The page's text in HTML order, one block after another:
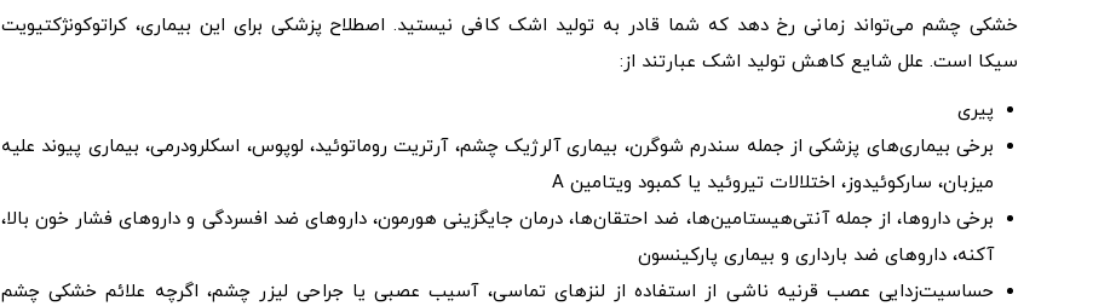
خشکی چشم می‌تواند زمانی رخ دهد که شما قادر به تولید اشک کافی نیستید. اصطلاح پزشکی برای این بیماری، کراتوکونژکتیویت
سیکا است. علل شایع کاهش تولید اشک عبارتند از:
پیری
برخی بیماری‌های پزشکی از جمله سندرم شوگرن، بیماری آلرژیک چشم، آرتریت روماتوئید، لوپوس، اسکلرودرمی، بیماری پیوند علیه
میزبان، سارکوئیدوز، اختلالات تیروئید یا کمبود ویتامین A
برخی داروها، از جمله آنتی‌هیستامین‌ها، ضد احتقان‌ها، درمان جایگزینی هورمون، داروهای ضد افسردگی و داروهای فشار خون بالا،
آکنه، داروهای ضد بارداری و بیماری پارکینسون
حساسیت‌زدایی عصب قرنیه ناشی از استفاده از لنزهای تماسی، آسیب عصبی یا جراحی لیزر چشم، اگرچه علائم خشکی چشم